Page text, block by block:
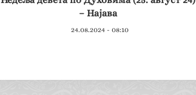
– Најава
24.08.2024 - 08:10